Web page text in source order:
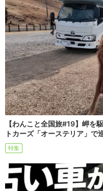
【わんこと全国旅#19】岬を
トカーズ「オーステリア」で
特集